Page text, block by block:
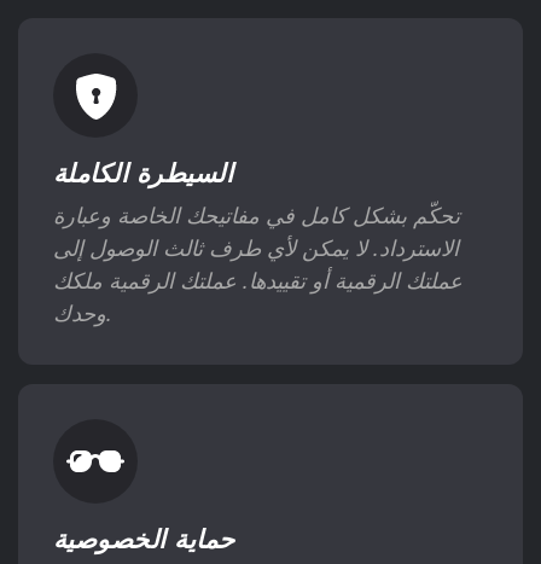
السيطرة الكاملة
تحكّم بشكل كامل في مفاتيحك الخاصة وعبارة
الاسترداد. لا يمكن لأي طرف ثالث الوصول إلى
عملتك الرقمية أو تقييدها. عملتك الرقمية ملكك
وحدك.
حماية الخصوصية